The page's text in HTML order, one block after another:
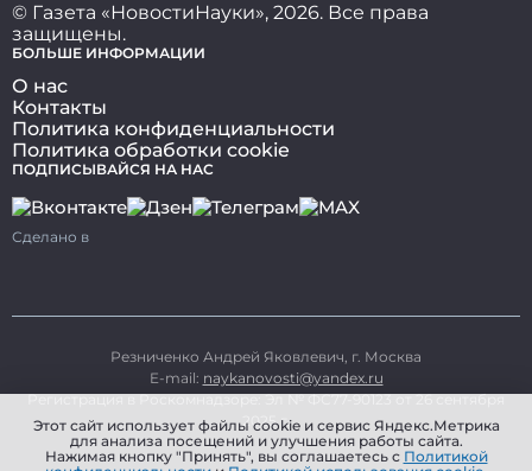
© Газета «НовостиНауки», 2026. Все права
защищены.
БОЛЬШЕ ИНФОРМАЦИИ
О нас
Контакты
Политика конфиденциальности
Политика обработки cookie
ПОДПИСЫВАЙСЯ НА НАС
Сделано в
Резниченко Андрей Яковлевич, г. Москва
E-mail: naykanovosti@yandex.ru
Регистрация в Роскомнадзоре: Эл № ФС77-90123 от 26 сентября
2025 г.
Этот сайт использует файлы cookie и сервис Яндекс.Метрика
для анализа посещений и улучшения работы сайта.
Нажимая кнопку "Принять", вы соглашаетесь с Политикой